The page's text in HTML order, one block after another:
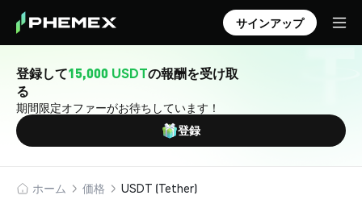
サインアップ
登録して15,000 USDTの報酬を受け取
る
期間限定オファーがお待ちしています！
登録
ホーム 価格 USDT (Tether)